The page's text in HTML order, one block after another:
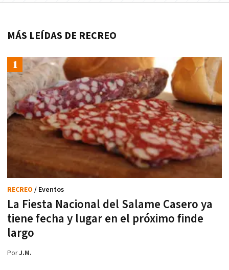
MÁS LEÍDAS DE RECREO
La Fiesta Nacional del Salame Casero ya
tiene fecha y lugar en el próximo finde
largo
RECREO / Eventos
PorJ.M.